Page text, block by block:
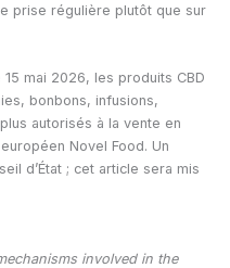
prise régulière plutôt que sur
15 mai 2026, les produits CBD
bonbons, infusions,
autorisés à la vente en
Novel Food. Un
d’État ; cet article sera mis
involved in the